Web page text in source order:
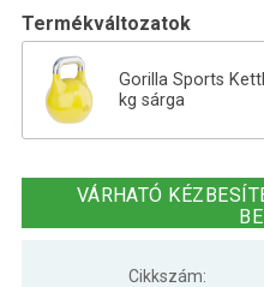
Termékváltozatok
Gorilla Sports
kg sárga
kék
zöld
VÁRHATÓ
Cikkszám: